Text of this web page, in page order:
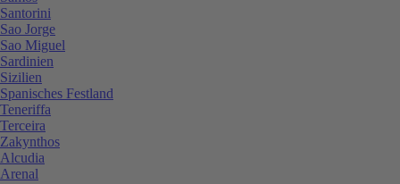
Santorini
Sao Jorge
Sao Miguel
Sardinien
Sizilien
Spanisches Festland
Teneriffa
Terceira
Zakynthos
Alcudia
Arenal